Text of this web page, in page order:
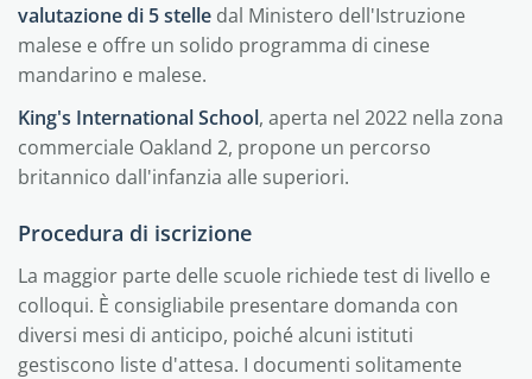
valutazione di 5 stelle dal Ministero dell'Istruzione
malese e offre un solido programma di cinese
mandarino e malese.
King's International School, aperta nel 2022 nella zona
commerciale Oakland 2, propone un percorso
britannico dall'infanzia alle superiori.
Procedura di iscrizione
La maggior parte delle scuole richiede test di livello e
colloqui. È consigliabile presentare domanda con
diversi mesi di anticipo, poiché alcuni istituti
gestiscono liste d'attesa. I documenti solitamente